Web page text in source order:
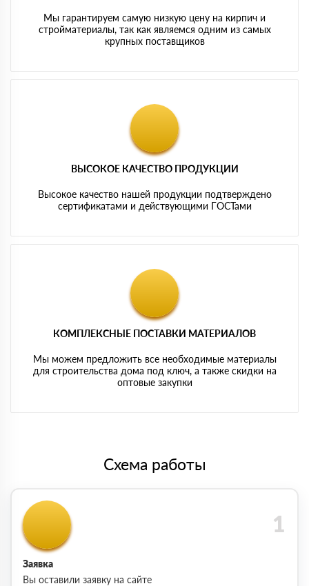
Мы гарантируем самую низкую цену на кирпич и
стройматериалы, так как являемся одним из самых
крупных поставщиков
ВЫСОКОЕ КАЧЕСТВО ПРОДУКЦИИ
Высокое качество нашей продукции подтверждено
сертификатами и действующими ГОСТами
КОМПЛЕКСНЫЕ ПОСТАВКИ МАТЕРИАЛОВ
Мы можем предложить все необходимые материалы
для строительства дома под ключ, а также скидки на
оптовые закупки
Схема работы
Заявка
Вы оставили заявку на сайте